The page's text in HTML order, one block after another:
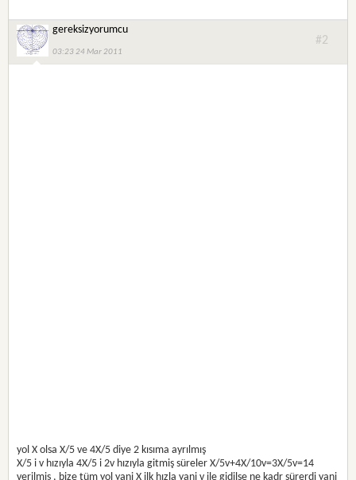
gereksizyorumcu
03:23 24 Mar 2011
#2
yol X olsa X/5 ve 4X/5 diye 2 kısıma ayrılmış
X/5 i v hızıyla 4X/5 i 2v hızıyla gitmiş süreler X/5v+4X/10v=3X/5v=14
verilmiş , bize tüm yol yani X ilk hızla yani v ile gidilse ne kadr sürerdi yani